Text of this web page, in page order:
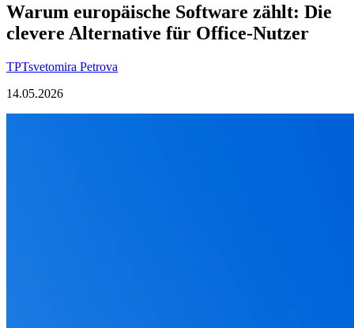
Warum europäische Software zählt: Die
clevere Alternative für Office-Nutzer
TPTsvetomira Petrova
14.05.2026